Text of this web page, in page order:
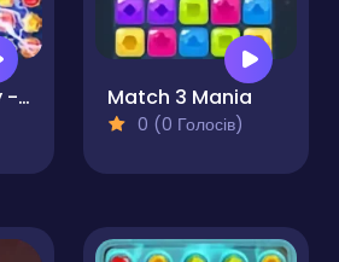
Jewels Mystery - Match 3 Puzzle Match 3 Mania
0 (0 Голосів)